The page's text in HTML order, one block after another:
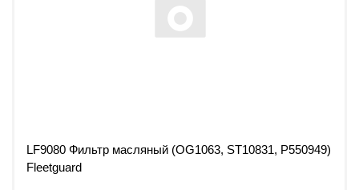
LF9080 Фильтр масляный (OG1063, ST10831, P550949)
Fleetguard